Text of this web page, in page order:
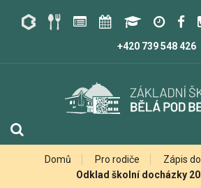
+420 739 548 426
Domů Pro rodiče
Zápis
Odklad školní docházky